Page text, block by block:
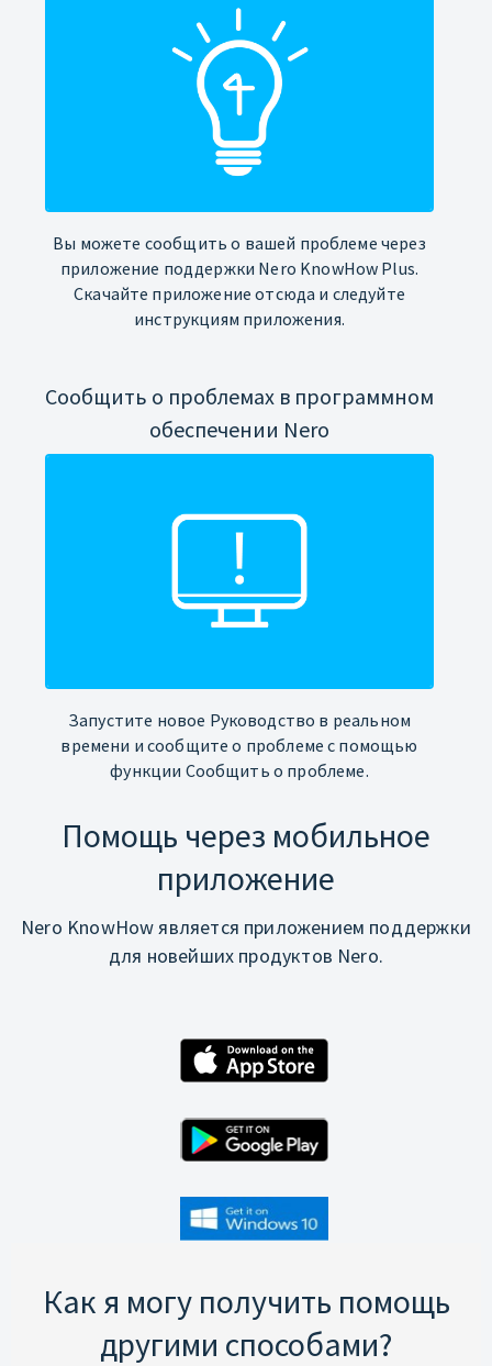
Вы можете сообщить о вашей проблеме через
приложение поддержки Nero KnowHow Plus.
Скачайте приложение отсюда и следуйте
инструкциям приложения.
Сообщить о проблемах в программном
обеспечении Nero
Запустите новое Руководство в реальном
времени и сообщите о проблеме с помощью
функции Сообщить о проблеме.
Помощь через мобильное
приложение
Nero KnowHow является приложением поддержки
для новейших продуктов Nero.
Как я могу получить помощь
другими способами?